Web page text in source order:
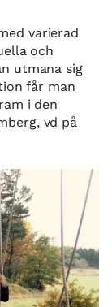
varierad
och
utmana sig
får man
i den
vd på